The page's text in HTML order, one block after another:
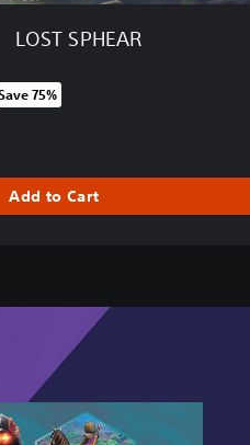
LOST SPHEAR
price of 1 189,00 Kč
75%
Add to Cart